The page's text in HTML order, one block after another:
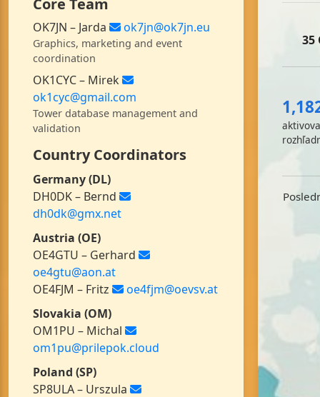
Core Team
OK7JN – Jarda ok7jn@ok7jn.eu
Graphics, marketing and event
coordination
OK1CYC – Mirek
ok1cyc@gmail.com
Tower database management and
validation
Country Coordinators
Germany (DL)
DH0DK – Bernd
dh0dk@gmx.net
Austria (OE)
OE4GTU – Gerhard
oe4gtu@aon.at
OE4FJM – Fritz
oe4fjm@oevsv.at
Slovakia (OM)
OM1PU – Michal
om1pu@prilepok.cloud
Poland (SP)
SP8ULA – Urszula
35